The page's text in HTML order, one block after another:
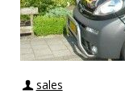
sales